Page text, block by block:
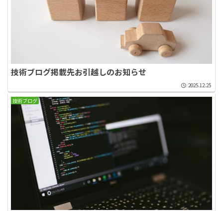
技術ブログ掲載先お引越しのお知らせ
2025.12.25
技術ブログ